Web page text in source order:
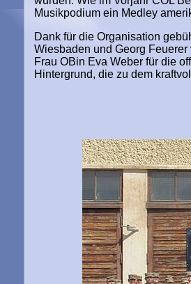
Musikpodium ein Medley
Dank für die Organisation
Wiesbaden und Georg Feuerer
Frau OBin Eva Weber für die
H intergrund, die zu dem